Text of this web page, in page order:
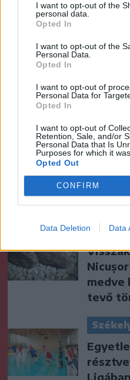
I want to opt-out of the
personal data.
Opted In
I want to opt-out of the
Personal Data.
Opted In
I want to opt-out of
Personal Data for
Opted In
I want to opt-out of
Retention, Sale, and/or
Personal Data that Is
Purposes for which it
Opted Out
CONFIRM
Data Deletion Data
Ezek is
„Óriási
medve
tevő
Ligában